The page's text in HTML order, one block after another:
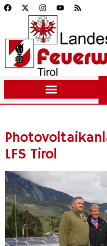
LFS Tirol